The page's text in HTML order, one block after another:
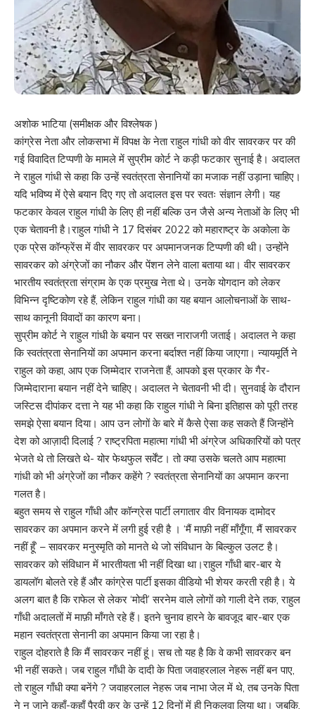
अशोक भाटिया (समीक्षक और विश्लेषक )
कांग्रेस नेता और लोकसभा में विपक्ष के नेता राहुल गांधी को वीर सावरकर पर की
गई विवादित टिप्पणी के मामले में सुप्रीम कोर्ट ने कड़ी फटकार सुनाई है। अदालत
ने राहुल गांधी से कहा कि उन्हें स्वतंत्रता सेनानियों का मजाक नहीं उड़ाना चाहिए।
यदि भविष्य में ऐसे बयान दिए गए तो अदालत इस पर स्वतः संज्ञान लेगी। यह
फटकार केवल राहुल गांधी के लिए ही नहीं बल्कि उन जैसे अन्य नेताओं के लिए भी
एक चेतावनी है।राहुल गांधी ने 17 दिसंबर 2022 को महाराष्ट्र के अकोला के
एक प्रेस कॉन्फ्रेंस में वीर सावरकर पर अपमानजनक टिप्पणी की थी। उन्होंने
सावरकर को अंग्रेजों का नौकर और पेंशन लेने वाला बताया था। वीर सावरकर
भारतीय स्वतंत्रता संग्राम के एक प्रमुख नेता थे। उनके योगदान को लेकर
विभिन्न दृष्टिकोण रहे हैं, लेकिन राहुल गांधी का यह बयान आलोचनाओं के साथ-
साथ कानूनी विवादों का कारण बना।
सुप्रीम कोर्ट ने राहुल गांधी के बयान पर सख्त नाराजगी जताई। अदालत ने कहा
कि स्वतंत्रता सेनानियों का अपमान करना बर्दाश्त नहीं किया जाएगा। न्यायमूर्ति ने
राहुल को कहा, आप एक जिम्मेदार राजनेता हैं, आपको इस प्रकार के गैर-
जिम्मेदाराना बयान नहीं देने चाहिए। अदालत ने चेतावनी भी दी। सुनवाई के दौरान
जस्टिस दीपांकर दत्ता ने यह भी कहा कि राहुल गांधी ने बिना इतिहास को पूरी तरह
समझे ऐसा बयान दिया। आप उन लोगों के बारे में कैसे ऐसा कह सकते हैं जिन्होंने
देश को आज़ादी दिलाई ? राष्ट्रपिता महात्मा गांधी भी अंग्रेज अधिकारियों को पत्र
भेजते थे तो लिखते थे- योर फेथफुल सर्वेंट। तो क्या उसके चलते आप महात्मा
गांधी को भी अंग्रेजों का नौकर कहेंगे ? स्वतंत्रता सेनानियों का अपमान करना
गलत है।
बहुत समय से राहुल गाँधी और कॉन्ग्रेस पार्टी लगातार वीर विनायक दामोदर
सावरकर का अपमान करने में लगी हुई रही है । ‘मैं माफ़ी नहीं माँगूँगा, मैं सावरकर
नहीं हूँ’ – सावरकर मनुस्मृति को मानते थे जो संविधान के बिल्कुल उलट है।
सावरकर को संविधान में भारतीयता भी नहीं दिखा था।राहुल गाँधी बार-बार ये
डायलॉग बोलते रहे हैं और कांग्रेस पार्टी इसका वीडियो भी शेयर करती रही है। ये
अलग बात है कि राफेल से लेकर ‘मोदी’ सरनेम वाले लोगों को गाली देने तक, राहुल
गाँधी अदालतों में माफ़ी माँगते रहे हैं। इतने चुनाव हारने के बावजूद बार-बार एक
महान स्वतंत्रता सेनानी का अपमान किया जा रहा है।
राहुल दोहराते है कि मैं सावरकर नहीं हूं। सच तो यह है कि वे कभी सावरकर बन
भी नहीं सकते। जब राहुल गाँधी के दादी के पिता जवाहरलाल नेहरू नहीं बन पाए,
तो राहुल गाँधी क्या बनेंगे ? जवाहरलाल नेहरू जब नाभा जेल में थे, तब उनके पिता
ने न जाने कहाँ-कहाँ पैरवी कर के उन्हें 12 दिनों में ही निकलवा लिया था। जबकि,